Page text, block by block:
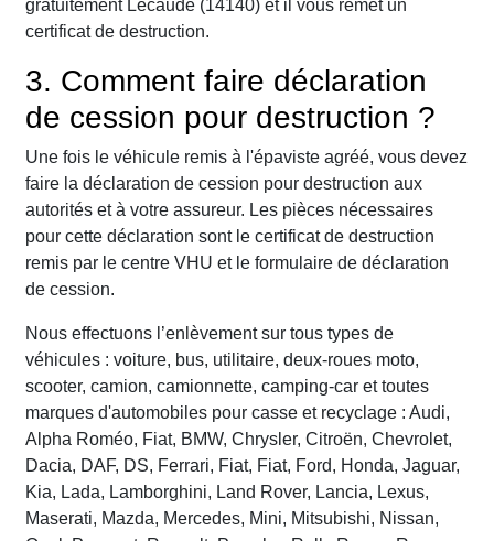
gratuitement Lécaude (14140) et il vous remet un
certificat de destruction.
3. Comment faire déclaration
de cession pour destruction ?
Une fois le véhicule remis à l'épaviste agréé, vous devez
faire la déclaration de cession pour destruction aux
autorités et à votre assureur. Les pièces nécessaires
pour cette déclaration sont le certificat de destruction
remis par le centre VHU et le formulaire de déclaration
de cession.
Nous effectuons l’enlèvement sur tous types de
véhicules : voiture, bus, utilitaire, deux-roues moto,
scooter, camion, camionnette, camping-car et toutes
marques d'automobiles pour casse et recyclage : Audi,
Alpha Roméo, Fiat, BMW, Chrysler, Citroën, Chevrolet,
Dacia, DAF, DS, Ferrari, Fiat, Fiat, Ford, Honda, Jaguar,
Kia, Lada, Lamborghini, Land Rover, Lancia, Lexus,
Maserati, Mazda, Mercedes, Mini, Mitsubishi, Nissan,